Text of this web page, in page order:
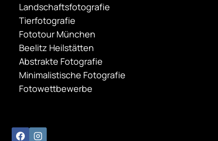
Landschaftsfotografie
Tierfotografie
Fototour München
Beelitz Heilstätten
Abstrakte Fotografie
Minimalistische Fotografie
Fotowettbewerbe